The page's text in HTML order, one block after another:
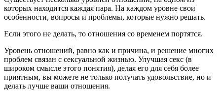
которых находится каждая пара. На каждом уровне свои
особенности, вопросы и проблемы, которые нужно решать.
Если этого не делать, то отношения со временем портятся.
Уровень отношений, равно как и причина, и решение многих
проблем связан с сексуальной жизнью. Улучшая секс (в
широком смысле этого понятия), делая его для себя более
приятным, вы можете не только получать удовольствие, но и
делать лучше ваши отношения.